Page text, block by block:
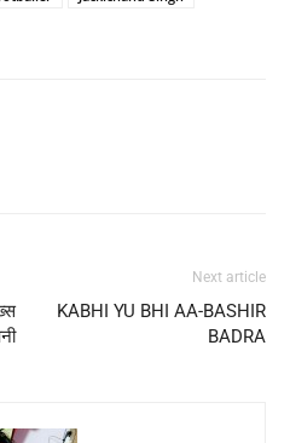
Next article
KABHI YU BHI AA-BASHIR
BADRA